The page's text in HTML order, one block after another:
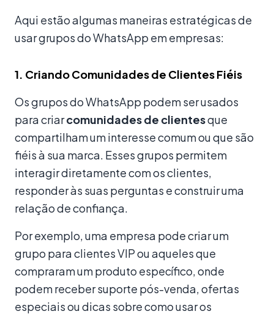
Aqui estão algumas maneiras estratégicas de
usar grupos do WhatsApp em empresas:
1. Criando Comunidades de Clientes Fiéis
Os grupos do WhatsApp podem ser usados
para criarcomunidades de clientesque
compartilham um interesse comum ou que são
fiéis à sua marca. Esses grupos permitem
interagir diretamente com os clientes,
responder às suas perguntas e construir uma
relação de confiança.
Por exemplo, uma empresa pode criar um
grupo para clientes VIP ou aqueles que
compraram um produto específico, onde
podem receber suporte pós-venda, ofertas
especiais ou dicas sobre como usar os